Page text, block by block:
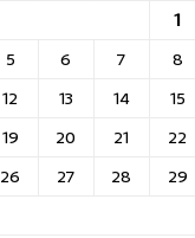
1
5 6 7
8
12 13 14
15
19 20 21
22
26 27 28
29